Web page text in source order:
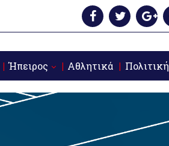
Ήπειρος Αθλητικά Πολιτική